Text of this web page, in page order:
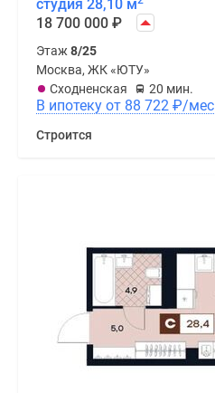
студия 28,10 м
18 700 000 ₽
Этаж 8/25
Москва, ЖК «ЮТУ»
Сходненская
20 мин.
В ипотеку от 88 722 ₽/мес
Строится